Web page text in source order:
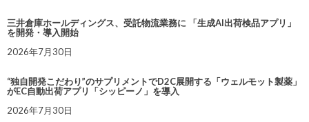
三井倉庫ホールディングス、受託物流業務に 「生成AI出荷検品アプリ」
を開発・導入開始
2026年7月30日
“独自開発こだわり”のサプリメントでD2C展開する「ウェルモット製薬」
がEC自動出荷アプリ「シッピーノ」を導入
2026年7月30日